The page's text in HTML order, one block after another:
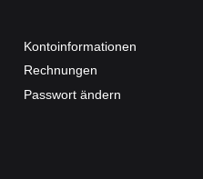
Kontoinformationen
Rechnungen
Passwort ändern